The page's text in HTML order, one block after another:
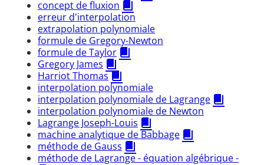
concept de fluxion
erreur d'interpolation
extrapolation polynomiale
formule de Gregory-Newton
formule de Taylor
Gregory James
Harriot Thomas
interpolation polynomiale
interpolation polynomiale de Lagrange
interpolation polynomiale de Newton
Lagrange Joseph-Louis
machine analytique de Babbage
méthode de Gauss
méthode de Lagrange - équation algébrique -